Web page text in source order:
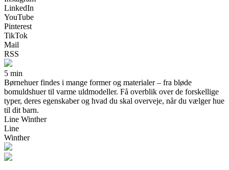
LinkedIn
YouTube
Pinterest
TikTok
Mail
RSS
5 min
Børnehuer findes i mange former og materialer – fra bløde
bomuldshuer til varme uldmodeller. Få overblik over de forskellige
typer, deres egenskaber og hvad du skal overveje, når du vælger hue
til dit barn.
Line Winther
Line
Winther